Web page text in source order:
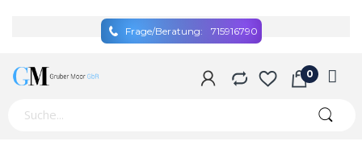
Frage/Beratung: 715916790